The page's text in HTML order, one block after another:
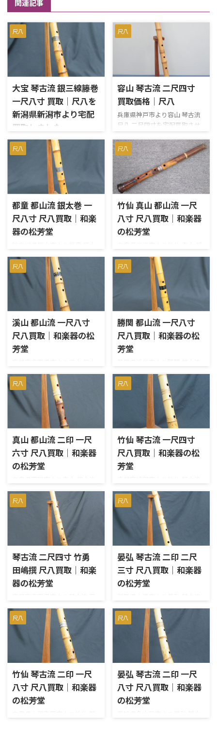
関連記事
尺八
大宝 琴古流 銀三線籐巻
一尺八寸 買取｜尺八を
新潟県新潟市より宅配
買取しました
新潟県新潟市のお客様より、在
銘「大宝」の琴古流尺八を宅
配買取しました。 今回のお品
は、中継ぎに銀三線籐巻が施
された一尺八寸管です。全長は
約55cm、重量は約469gあり、
歌口は内径約2.2cm・外径約
3.9cm、管尻は内径約1.8cm・
外径約6.4cmでした。 尺八は、
製管師の銘、流派、管の長
よって評価が変わります。今回
は大宝の銘、琴古流の歌口、
銀三線籐巻、一尺八寸という
仕様に加え、各部の実測寸法
も確認して査定しました。 今
回の買取内容 買取商品 尺八 ...
尺八
容山 琴古流 二尺四寸
買取価格｜尺八
兵庫県神戸市より容山 琴古流
尺八 二尺四寸を宅配買取させ
ていただきました。琴古流の
尺八で、長さは二尺四寸（約
72.8cm）です。中継ぎは銀三
線で、容山の銘が一か所入って
います。ワレやカケ、ヒビなど
も無く、歌口にカケやヒビも
ありません。中継ぎに緩みも
ありません。まずまずのコン
ディションだと思われます。
【仕様】琴古流 在銘 容山長
さ 二尺四寸 約72.8cm歌口
内径 約2.3cm 外径 約3.2cm管
尻 内径 約2.1cm 外径 約
5.8cm重量 約 410g 和楽器の
松芳堂℡0120-261-263（ ...
尺八
都童 都山流 銀太巻 一
尺八寸 尺八買取｜和楽
器の松芳堂
流 銀太巻 一尺八寸を宅配買取
させていただきました。拝見
させていただきましたとこ
ろ、使用による些細な小キズ
はあるものの、音出しもスム
ーズで問題はありません。本体
にワレやヒビ、カケも無く、
概ね良好のコンディションで
す。歌口には銀巻き、中継ぎは
銀太巻きの仕様です。お売りい
た。 【仕様】都山流 在銘 都
童長さ：一尺八寸（約 54cm）
歌口：内径 約 2.2cm / 外径 約
3.8cm管尻：内径 約 1.8cm / 外
径 約 5.0cm重量：約 441g ...
尺八
竹仙 真山 都山流 一尺
八寸 尺八買取｜和楽器
の松芳堂
山流 尺八 一尺八寸を宅配買取
させていただきました。上管
と下管に竹仙と真山の銘がそ
れぞれ入っています。真山氏は
竹仙氏の弟子ですが、この尺
八には2名の銘が入っておりと
ても貴重な逸品です。歌口には
金巻き、中継ぎは銀輪が施され
ており、造りもとても丁寧で繊
細です。 【仕様】都山流 竹
55cm）歌口 内径約2.2cm
外径約3.8cm管尻 内径約
1.9cm 外径約5.6cm 尺八は日
本の伝統楽器として、特に都山
流のものは高い評価を受けて
います。その中でも竹仙や ...
尺八
溪山 都山流 一尺八寸
尺八買取｜和楽器の松
芳堂
流 一尺八寸を宅配買取させて
いただきました。べっ甲調の
中継ぎが豪華ですね。歌口に
カケも無く、上管や下管にも
ヒビ等はありませんでした。中
継ぎは緩すぎず、硬すぎず、い
い感じです。音出しにも問題は
ありませんでした。お売りいた
だき、ありがとうございまし
た。 都山流 在銘 溪山長さ：
径 約 2.2cm / 外径 約 4.2cm管
尻：内径 約 1.7cm / 外径 約
5.8cm重量：約 463g 尺八を高
く売るために押さえておきたい
こと 尺八を高く売るため ...
尺八
勝関 都山流 一尺八寸
尺八買取｜和楽器の松
芳堂
尺八 一尺八寸を宅配買取させ
ていただきました。歌口と管
尻に欠けがあり、上下管に表面
的なヒビがあるのが残念です
が、精一杯のお値段をつけさ
せていただきました。お売り
いただき、ありがとうございま
した。 【仕様】都山流 在銘
勝関長さ：一尺八寸（約
54cm）歌口：内径 約 2.1cm /
1.8cm / 外径 約 5.1cm重量：約
332g 都山流尺八とは何か？ 都
山流尺八は、日本の伝統楽器
である尺八の一派を指し、独
自の音楽スタイルと技法を持
つ ...
尺八
真山 都山流 二印 一尺
六寸 尺八買取｜和楽器
の松芳堂
尺八 一尺六寸を宅配買取させ
ていただきました。歌口は銀
巻きで、中継ぎは銀三線藤巻の
仕様です。上管、下管にそれぞ
れ印が入っております。使用に
伴う小キズはあるものの、演
奏に支障は無く、スムーズに音
出しができました。素晴らし
い音色はさすが真山です。概ね
良好のコンディションでしたの
つけさせていただきました。
お売りいただき、ありがとうご
ざいました。 【仕様】都山
流 在銘 真山長さ：一尺六寸
（約 48cm）歌口：内径 約
2.0cm / 外径 約 3.5cm管 ...
尺八
竹仙 琴古流 一尺四寸
尺八買取｜和楽器の松
芳堂
尺八 一尺四寸を宅配買取させ
ていただきました。歌口は銀
巻きで、中継ぎは銀三線籐巻の
仕様です。使用に伴う極些細な
小キズがあるものの、全体的
にキレイな印象の美品です。中
継に緩みも無く、スムーズに音
出しもできました。オーナー様
のお手入れがよく、割れやカ
ケ、ヒビなどもありません。精
ただきました。お売りいただ
き、ありがとうございました。
【仕様】琴古流 在銘 竹仙長
さ：一尺四寸（約 43cm）歌
口：内径 約 1.9cm / 外径 約
3.6cm管尻：内径 約 ...
尺八
琴古流 二尺四寸 竹勇
田嶋撰 尺八買取｜和楽
器の松芳堂
印 二尺四寸 竹勇 田嶋撰を宅配
買取させていただきました。
長さは二尺四寸（約74cm）で
す。田嶋撰の銘が3か所入って
います。歌口は銀巻の仕様で、
中継ぎは銀三線藤巻です。些細
な小キズはあるものの、全体
的にキレイな印象です。音出し
もスムーズでした。割れや欠
け、ヒビなどもありません。お
いました。 【仕様】琴古流
尺八
晏弘 琴古流 二印 二尺
三寸 尺八買取｜和楽器
の松芳堂
二尺三寸を宅配買取させてい
ただきました。晏弘の銘が2か
所入っており、中継は銀三線籐
巻の仕様です。菅尻にやや小さ
なカケがあるのが残念なとこ
ろですが、全体的にキレイな
印象の美品で、中継に緩みも無
く、歌口にカケも無く、音出
しもスムーズでしたので、精一
杯のお値段を付けさせていた
ありがとうございました。
尺八
竹仙 琴古流 二印 一尺
八寸 尺八買取｜和楽器
の松芳堂
尺八
晏弘 琴古流 二印 一尺
八寸 尺八買取｜和楽器
の松芳堂